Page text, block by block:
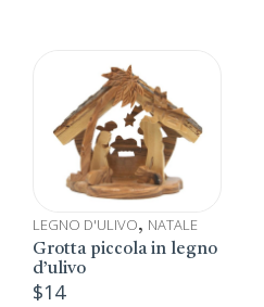
LEGNO D'ULIVO, NATALE
Grotta piccola in legno
d’ulivo
$14